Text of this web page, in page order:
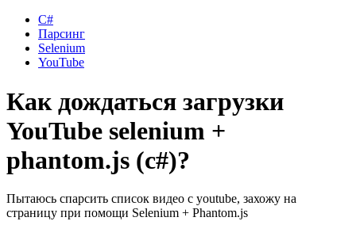
C#
Парсинг
Selenium
YouTube
Как дождаться загрузки
YouTube selenium +
phantom.js (c#)?
Пытаюсь спарсить список видео с youtube, захожу на
страницу при помощи Selenium + Phantom.js